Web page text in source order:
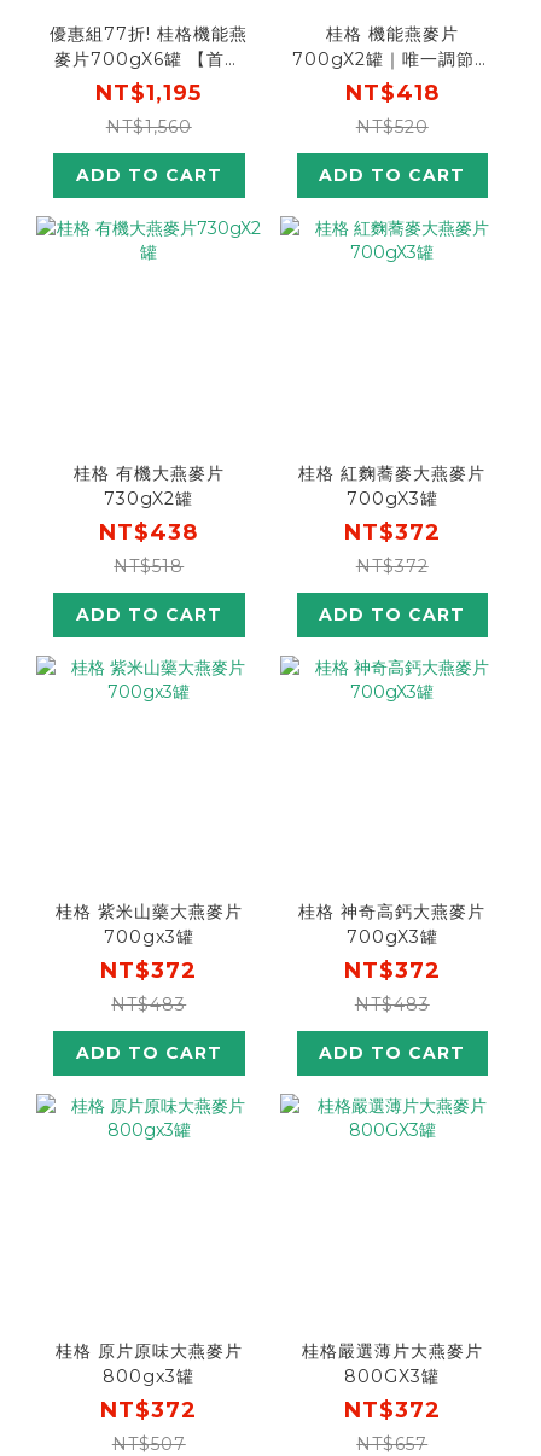
優惠組77折! 桂格機能燕
麥片700gX6罐 【首購
輸入n100折$100】
NT$1,195
NT$1,560
ADD TO CART
桂格 機能燕麥片
700gX2罐｜唯一調節血
糖認證的燕麥主食
NT$418
NT$520
ADD TO CART
桂格 有機大燕麥片
730gX2罐
NT$438
NT$518
ADD TO CART
桂格 紅麴蕎麥大燕麥片
700gX3罐
NT$372
NT$372
ADD TO CART
桂格 紫米山藥大燕麥片
700gx3罐
NT$372
NT$483
ADD TO CART
桂格 神奇高鈣大燕麥片
700gX3罐
NT$372
NT$483
ADD TO CART
桂格 原片原味大燕麥片
800gx3罐
NT$372
NT$507
桂格嚴選薄片大燕麥片
800GX3罐
NT$372
NT$657